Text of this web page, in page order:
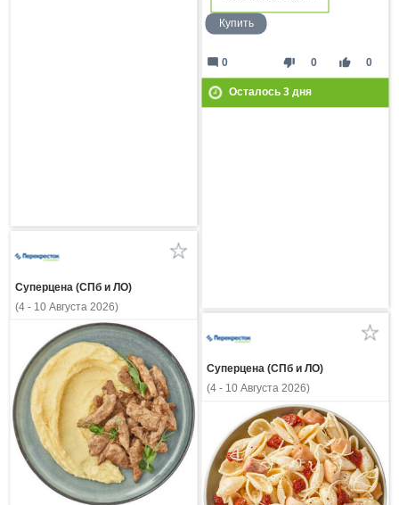
Купить
thumb_down 0 thumb_up 0
mode_comment 0
Осталось 3дня
Суперцена (СПб и ЛО)
(4 - 10 Августа 2026)
Суперцена (СПб и ЛО)
(4 - 10 Августа 2026)